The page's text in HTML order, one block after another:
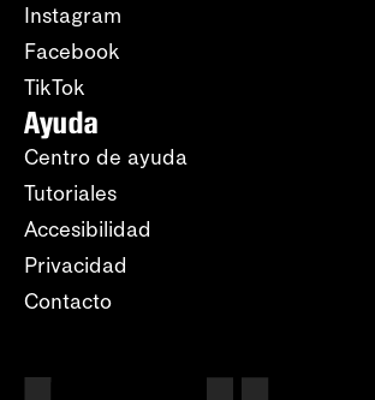
Instagram
Facebook
TikTok
Ayuda
Centro de ayuda
Tutoriales
Accesibilidad
Privacidad
Contacto